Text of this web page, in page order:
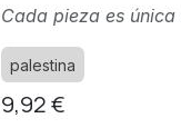
Cada pieza es
palestina
9,92€